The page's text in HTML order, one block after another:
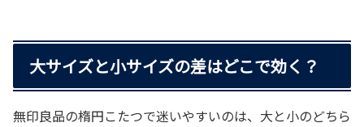
大サイズと小サイズの差はどこで効く？
無印良品の楕円こたつで迷いやすいのは、大と小のどちら